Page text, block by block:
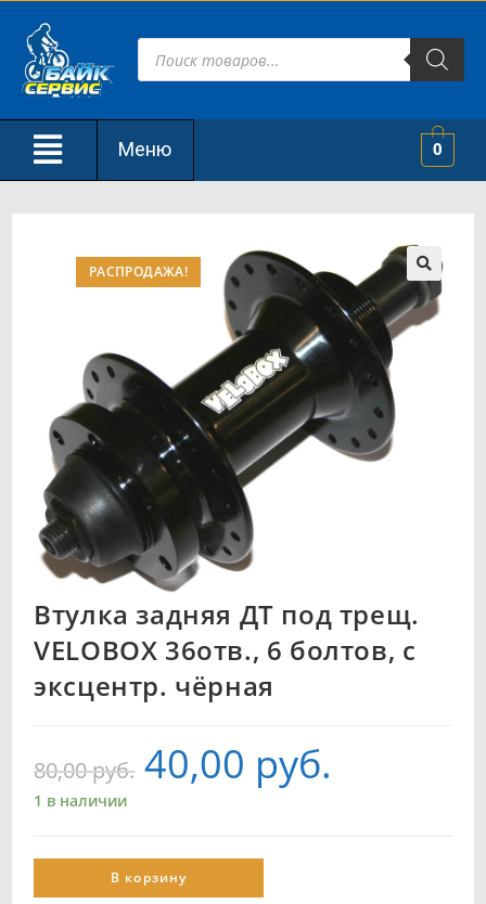
Меню 0
РАСПРОДАЖА!
Втулка задняя ДТ под трещ.
VELOBOX 36отв., 6 болтов, с
эксцентр. чёрная
80,00руб. 40,00 руб.
1 в наличии
В корзину